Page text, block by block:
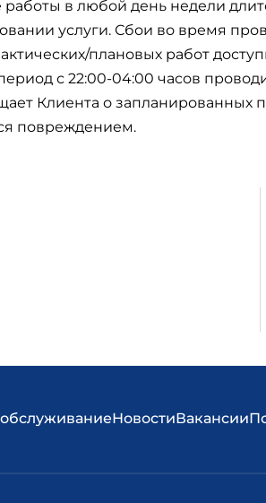
в любой день недели
услуги. Сбои во время
плановых работ
с 22:00-04:00 часов
Клиента о запланированных
повреждением.
НовостиВакансии